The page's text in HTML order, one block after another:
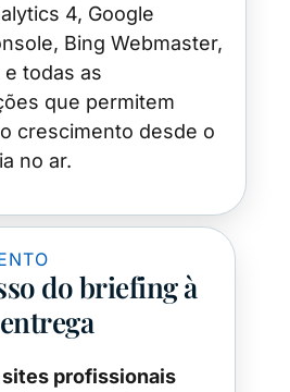
4, Google
Bing Webmaster,
todas as
que permitem
crescimento desde o
no ar.
do briefing à
entrega
profissionais